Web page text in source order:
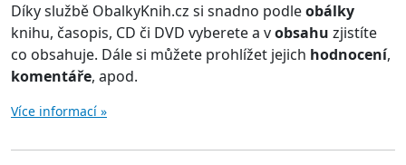
Díky službě ObalkyKnih.cz si snadno podleobálky
knihu, časopis, CD či DVD vyberete a vobsahu zjistíte
co obsahuje. Dále si můžete prohlížet jejich hodnocení,
komentáře, apod.
Více informací »